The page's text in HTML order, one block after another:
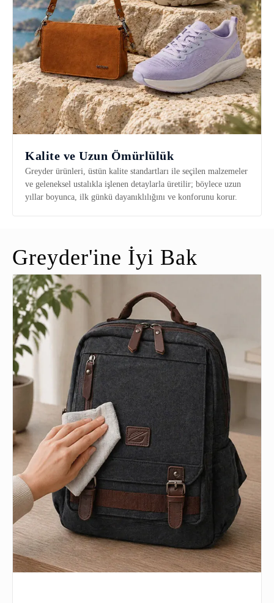
Kalite ve Uzun Ömürlülük
Greyder ürünleri, üstün kalite standartları ile seçilen malzemeler
ve geleneksel ustalıkla işlenen detaylarla üretilir; böylece uzun
yıllar boyunca, ilk günkü dayanıklılığını ve konforunu korur.
Greyder'ine İyi Bak